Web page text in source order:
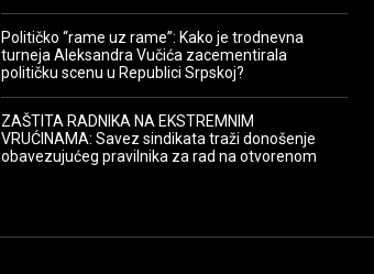
Političko “rame uz rame”: Kako je trodnevna
turneja Aleksandra Vučića zacementirala
političku scenu u Republici Srpskoj?
ZAŠTITA RADNIKA NA EKSTREMNIM
VRUĆINAMA: Savez sindikata traži donošenje
obavezujućeg pravilnika za rad na otvorenom